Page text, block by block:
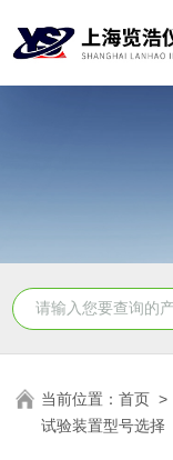
当前位置：首页 >
试验装置型号选择